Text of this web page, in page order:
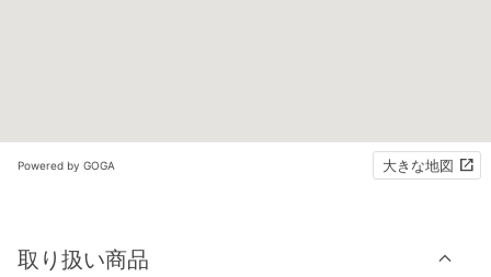
Powered by GOGA 大きな地図
取り扱い商品